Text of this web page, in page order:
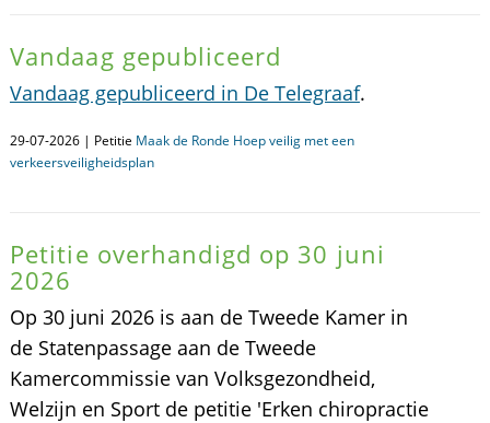
Vandaag gepubliceerd
Vandaag gepubliceerd in De Telegraaf.
29-07-2026 | Petitie Maak de Ronde Hoep veilig met een
verkeersveiligheidsplan
Petitie overhandigd op 30 juni
2026
Op 30 juni 2026 is aan de Tweede Kamer in
de Statenpassage aan de Tweede
Kamercommissie van Volksgezondheid,
Welzijn en Sport de petitie 'Erken chiropractie